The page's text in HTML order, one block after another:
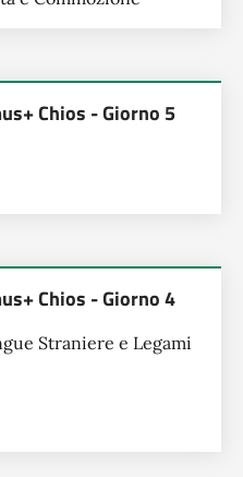
Chios - Giorno 5
Chios - Giorno 4
Straniere e Legami